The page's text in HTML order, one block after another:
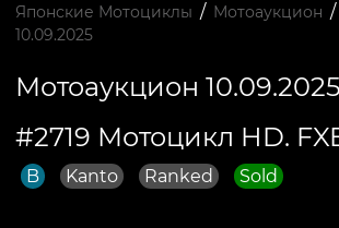
Японские Мотоциклы / Мотоаукцион /
10.09.2025
Мотоаукцион 10.09.2025
#2719 Мотоцикл HD.
B Kanto Ranked Sold